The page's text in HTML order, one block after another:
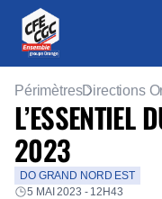
PérimètresDirections
L’ESSENTIEL
2023
DO GRAND NORD EST
5 MAI 2023 - 12H43